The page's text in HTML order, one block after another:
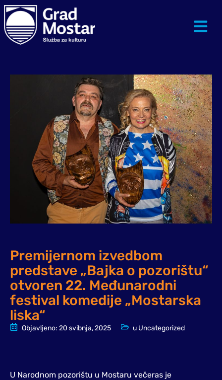
Premijernom izvedbom
predstave „Bajka o pozorištu“
otvoren 22. Međunarodni
festival komedije „Mostarska
liska“
Objavljeno: 20 svibnja, 2025 u Uncategorized
U Narodnom pozorištu u Mostaru večeras je